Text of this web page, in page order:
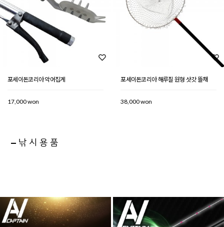
포세이돈코리아 악어집게
17,000 won
포세이돈코리아 해루질 원형 삿갓 뜰채
38,000 won
낚시용품